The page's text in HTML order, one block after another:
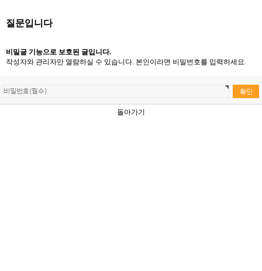
질문입니다
비밀글 기능으로 보호된 글입니다.
작성자와 관리자만 열람하실 수 있습니다. 본인이라면 비밀번호를 입력하세요.
돌아가기